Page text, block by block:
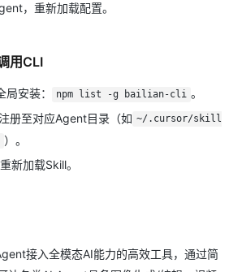
，重新加载配置。
用CLI
安装： npm list -g bailian-cli 。
册至对应Agent目录（如 ~/.cursor/skill
）。
新加载Skill。
接入全模态AI能力的高效工具，通过简